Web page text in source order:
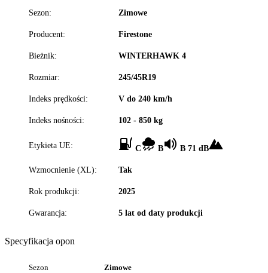
Sezon: Zimowe
Producent: Firestone
Bieżnik: WINTERHAWK 4
Rozmiar: 245/45R19
Indeks prędkości: V do 240 km/h
Indeks nośności: 102 - 850 kg
Etykieta UE: C B B 71 dB
Wzmocnienie (XL): Tak
Rok produkcji: 2025
Gwarancja: 5 lat od daty produkcji
Specyfikacja opon
Sezon Zimowe